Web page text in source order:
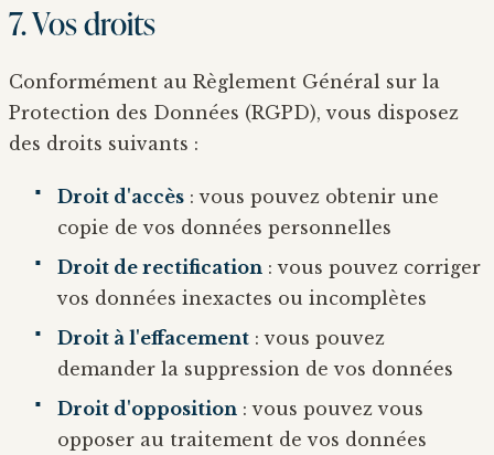
7. Vos droits
Conformément au Règlement Général sur la
Protection des Données (RGPD), vous disposez
des droits suivants :
Droit d'accès : vous pouvez obtenir une
copie de vos données personnelles
Droit de rectification : vous pouvez corriger
vos données inexactes ou incomplètes
Droit à l'effacement : vous pouvez
demander la suppression de vos données
Droit d'opposition : vous pouvez vous
opposer au traitement de vos données